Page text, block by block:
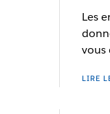
Les
vous
LIRE